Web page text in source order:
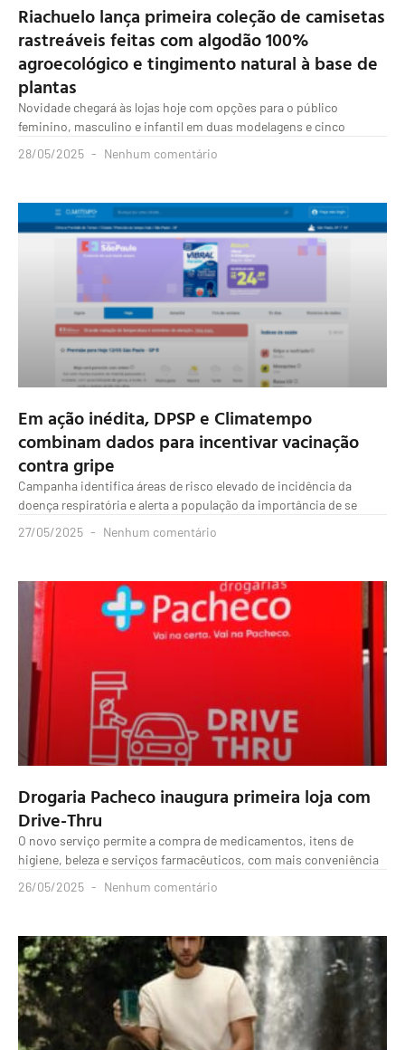
Riachuelo lança primeira coleção de camisetas
rastreáveis feitas com algodão 100%
agroecológico e tingimento natural à base de
plantas
Novidade chegará às lojas hoje com opções para o público
feminino, masculino e infantil em duas modelagens e cinco
28/05/2025
Nenhum comentário
Em ação inédita, DPSP e Climatempo
combinam dados para incentivar vacinação
contra gripe
Campanha identifica áreas de risco elevado de incidência da
doença respiratória e alerta a população da importância de se
27/05/2025
Nenhum comentário
Drogaria Pacheco inaugura primeira loja com
Drive-Thru
O novo serviço permite a compra de medicamentos, itens de
higiene, beleza e serviços farmacêuticos, com mais conveniência
26/05/2025
Nenhum comentário